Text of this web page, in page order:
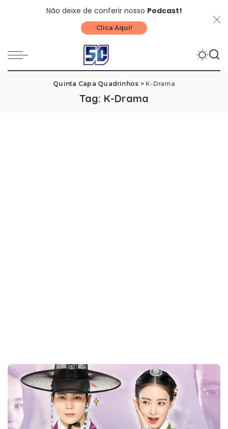
Não deixe de conferir nosso Podcast!
Clica Aqui!
Quinta Capa Quadrinhos > K-Drama
Tag: K-Drama